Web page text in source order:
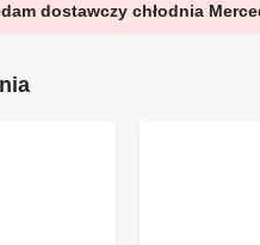
dostawczy chłodnia